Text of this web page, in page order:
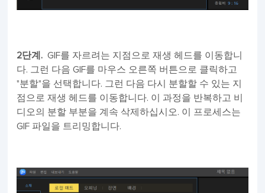
2단계. GIF를 자르려는 지점으로 재생 헤드를 이동합니
다. 그런 다음 GIF를 마우스 오른쪽 버튼으로 클릭하고
"분할"을 선택합니다. 그런 다음 다시 분할할 수 있는 지
점으로 재생 헤드를 이동합니다. 이 과정을 반복하고 비
디오의 분할 부분을 계속 삭제하십시오. 이 프로세스는
GIF 파일을 트리밍합니다.